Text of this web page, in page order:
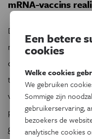
mRNA-vaccins
De belangstelling voor
nemen en in 2010
ontwikkeling van de
tegen het Zika-virus en
verwant aan SARS-
pandemie werden in
gemodificeerde mRNA-
Een betere
cookies
Welke cookies
We gebruiken
Sommige zijn
gebruikerservaring,
bezoekers de
analytische cookies